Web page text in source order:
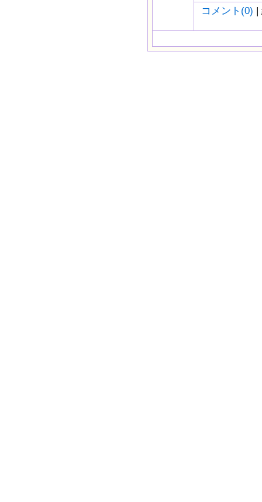
コメント(0) |